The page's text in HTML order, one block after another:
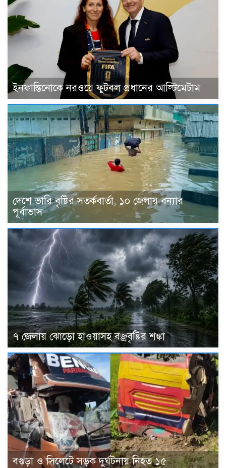
ইনফান্তিনোকে নরওয়ে ফুটবল প্রধানের আল্টিমেটাম
দেশে ভারি বৃষ্টির সতর্কবার্তা, ১০ জেলায় বন্যার
পূর্বাভাস
৭ জেলায় ঝোড়ো হাওয়াসহ বজ্রবৃষ্টির শঙ্কা
বগুড়া ও সিলেটে সড়ক দুর্ঘটনায় নিহত ১৫